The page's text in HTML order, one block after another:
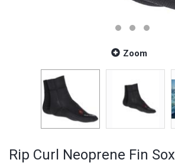
Zoom
Rip Curl Neoprene Fin Sox